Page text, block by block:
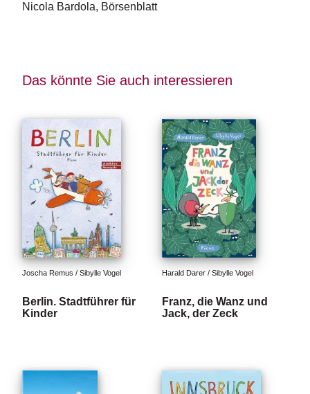
Nicola Bardola, Börsenblatt
Das könnte Sie auch interessieren
Joscha Remus / Sibylle Vogel
Berlin. Stadtführer für
Kinder
Harald Darer / Sibylle Vogel
Franz, die Wanz und
Jack, der Zeck